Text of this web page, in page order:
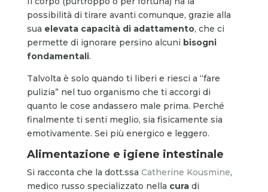
possibilità di tirare avanti comunque, grazie alla
sua elevata capacità di adattamento, che ci
permette di ignorare persino alcuni bisogni
fondamentali.
Talvolta è solo quando ti liberi e riesci a “fare
pulizia” nel tuo organismo che ti accorgi di
quanto le cose andassero male prima. Perché
finalmente ti senti meglio, sia fisicamente sia
emotivamente. Sei più energico e leggero.
Alimentazione e igiene intestinale
Si racconta che la dott.ssa Catherine Kousmine,
medico russo specializzato nella curadi